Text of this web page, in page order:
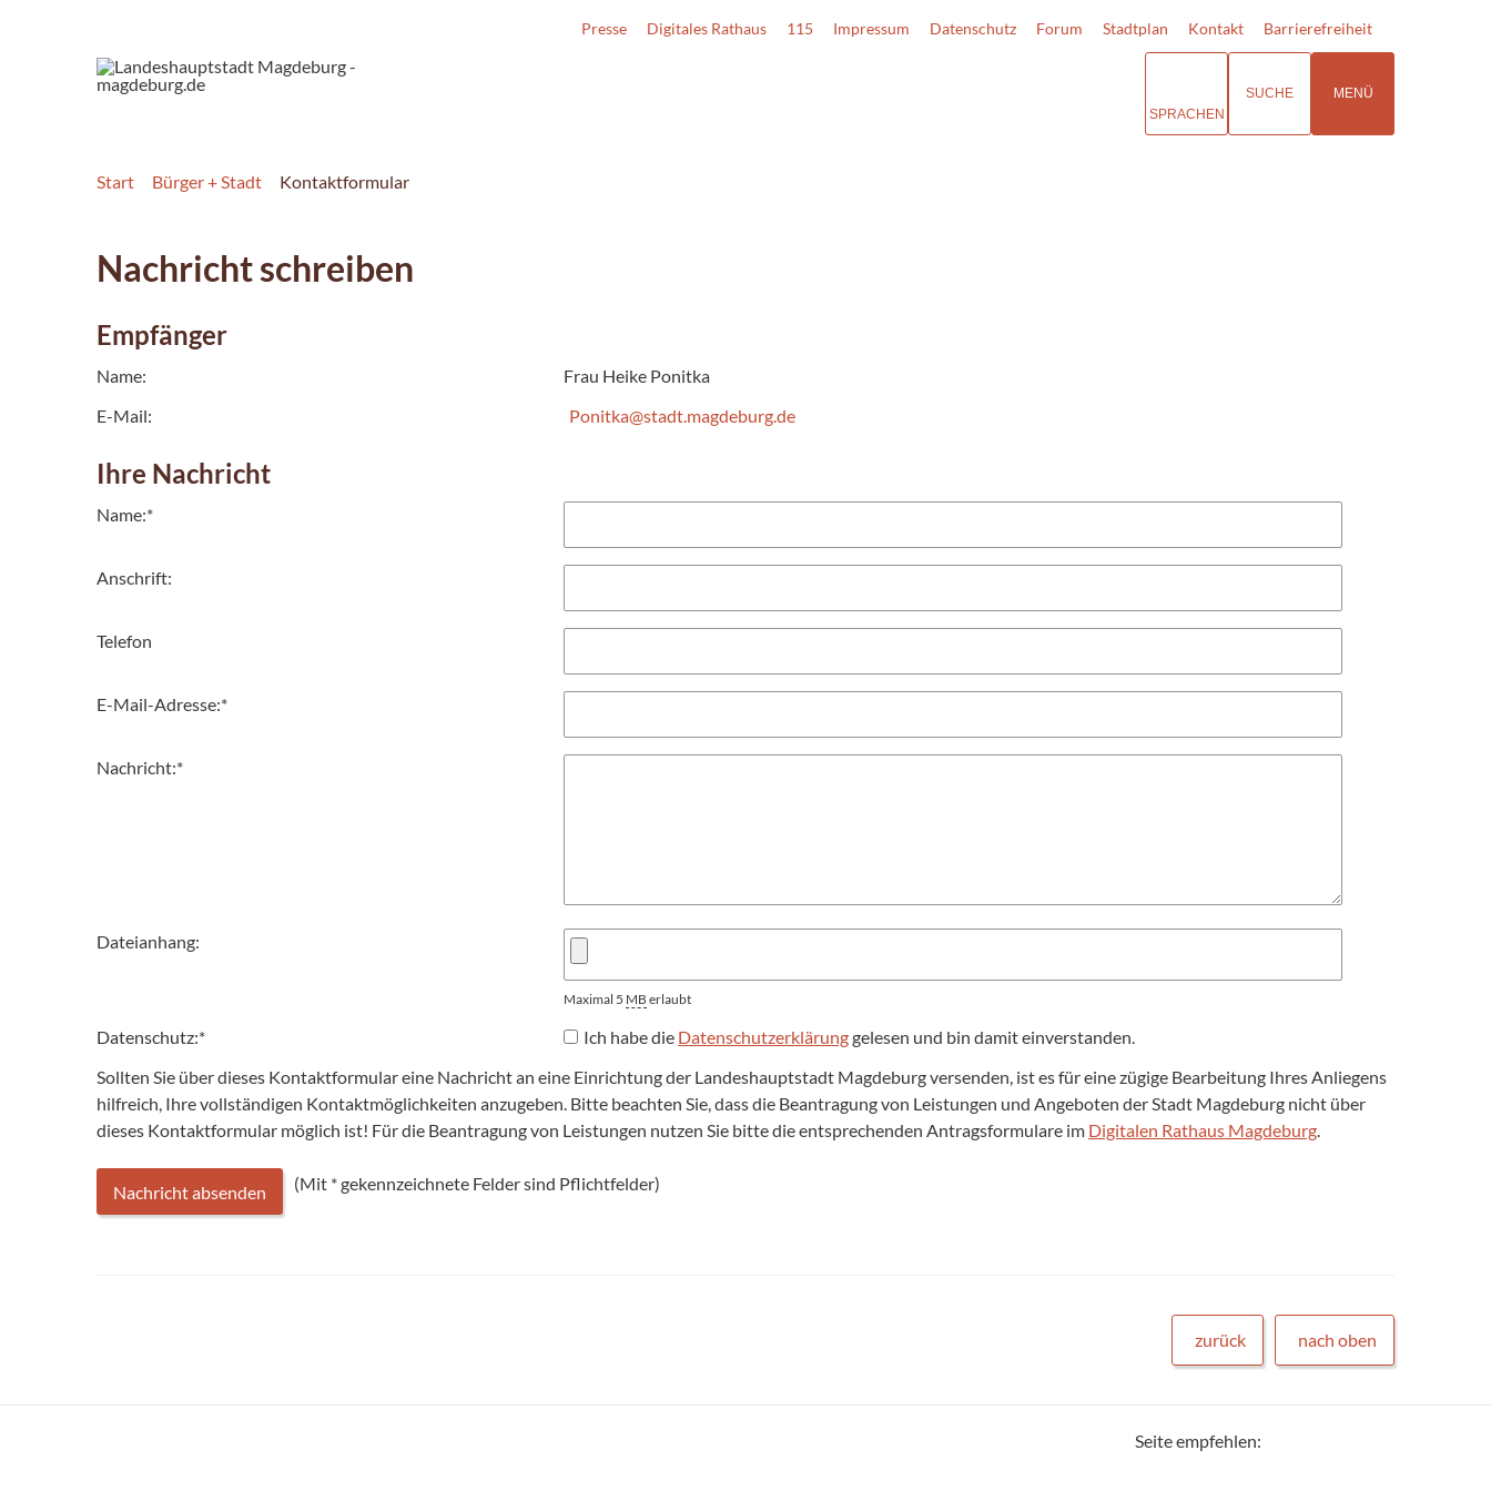
Presse Digitales Rathaus 115 Impressum Datenschutz Forum Stadtplan Kontakt Barrierefreiheit
SPRACHEN
SUCHE MENÜ
Start Bürger + Stadt Kontaktformular
Nachricht schreiben
Empfänger
Name:
Frau Heike Ponitka
E-Mail:
Ponitka@stadt.magdeburg.de
Ihre Nachricht
Name:*
Anschrift:
Telefon
E-Mail-Adresse:*
Nachricht:*
Dateianhang:
Maximal 5 MB erlaubt
Datenschutz:* Ich habe die Datenschutzerklärunggelesen und bin damit einverstanden.
Sollten Sie über dieses Kontaktformular eine Nachricht an eine Einrichtung der Landeshauptstadt Magdeburg versenden, ist es für eine zügige Bearbeitung Ihres Anliegens
hilfreich, Ihre vollständigen Kontaktmöglichkeiten anzugeben. Bitte beachten Sie, dass die Beantragung von Leistungen und Angeboten der Stadt Magdeburg nicht über
dieses Kontaktformular möglich ist! Für die Beantragung von Leistungen nutzen Sie bitte die entsprechenden Antragsformulare im Digitalen Rathaus Magdeburg
(Mit *gekennzeichnete Felder sind Pflichtfelder)
zurück nach oben
Seite empfehlen: